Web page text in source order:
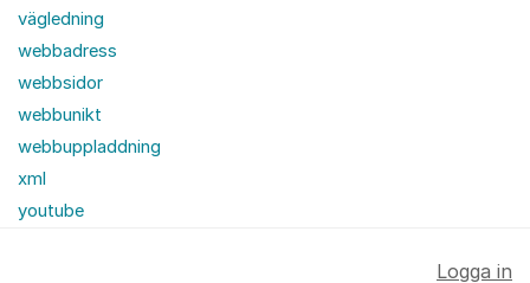
vägledning
webbadress
webbsidor
webbunikt
webbuppladdning
xml
youtube
Logga in